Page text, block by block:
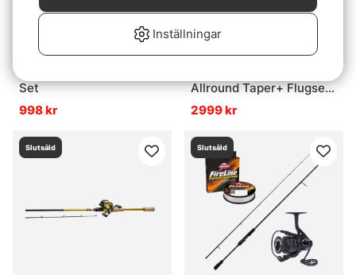
Set
998 kr
Allround Taper+ Flugset
- 9' #5
2999 kr
Slutsåld Slutsåld
Inställningar